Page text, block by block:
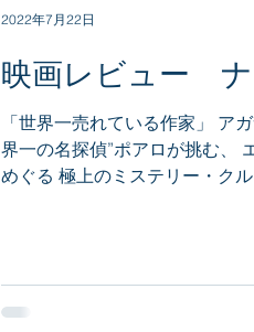
映画レビュー ナ
「世界一売れている作家」 ア
界一の名探偵”ポアロが挑む、
めぐる 極上のミステリー・ク
2022年7月22日